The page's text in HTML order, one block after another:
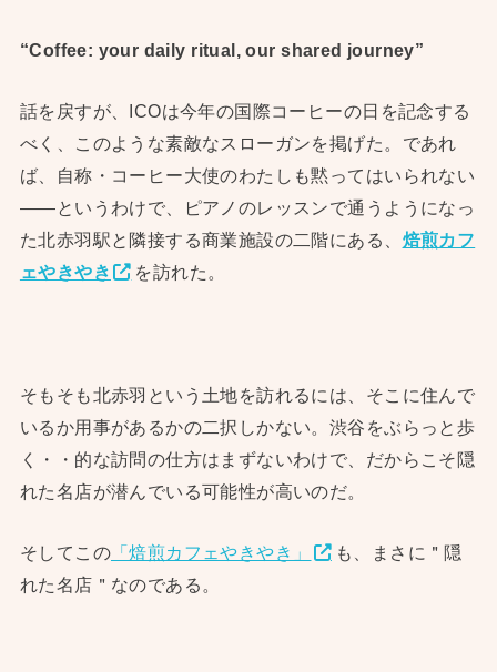
“Coffee: your daily ritual, our shared journey”
話を戻すが、ICOは今年の国際コーヒーの日を記念する
べく、このような素敵なスローガンを掲げた。であれ
ば、自称・コーヒー大使のわたしも黙ってはいられない
——というわけで、ピアノのレッスンで通うようになっ
た北赤羽駅と隣接する商業施設の二階にある、 焙煎カフ
ェやきやき
を訪れた。
そもそも北赤羽という土地を訪れるには、そこに住んで
いるか用事があるかの二択しかない。渋谷をぶらっと歩
く・・的な訪問の仕方はまずないわけで、だからこそ隠
れた名店が潜んでいる可能性が高いのだ。
そしてこの「焙煎カフェやきやき」
も、まさに＂隠
れた名店＂なのである。